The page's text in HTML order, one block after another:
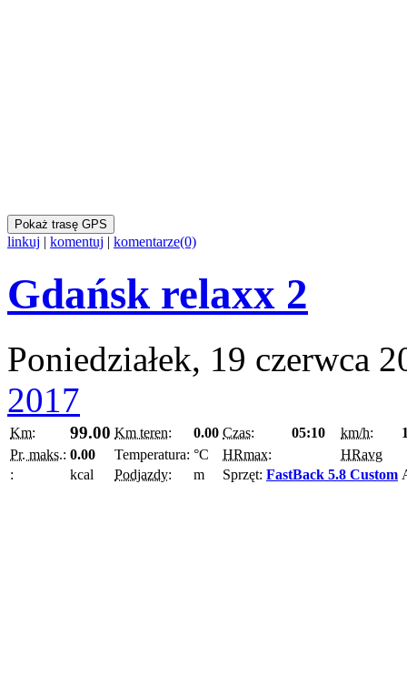
Pokaż trasę GPS
linkuj | komentuj | komentarze(0)
Gdańsk relaxx 2
Poniedziałek, 19 czerwca
2017
Km: 99.00 Km teren: 0.00 Czas: 05:10 km/h:
Pr. maks.: 0.00 Temperatura: °C HRmax:
HRavg
:
kcal Podjazdy: m Sprzęt: FastBack 5.8 Custom